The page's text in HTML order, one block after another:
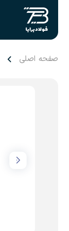
صفحه اصلی